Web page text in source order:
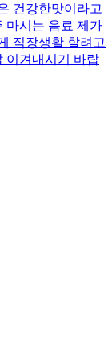
건강한맛이라고
마시는 음료 제가
직장생활 할려고
이겨내시기 바랍